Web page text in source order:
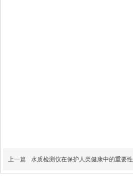
上一篇 水质检测仪在保护人类健康中的重要性